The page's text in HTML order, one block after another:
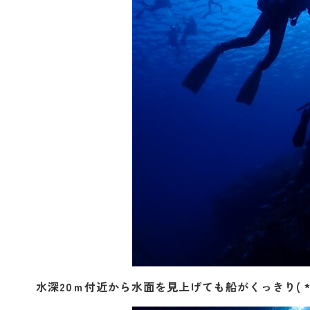
水深20ｍ付近から水面を見上げても船がくっきり(